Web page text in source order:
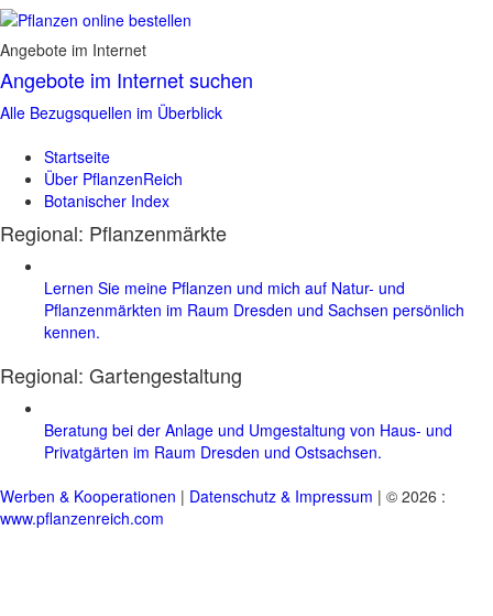
Angebote im Internet
Angebote im Internet suchen
Alle Bezugsquellen im Überblick
Startseite
Über PflanzenReich
Botanischer Index
Regional: Pflanzenmärkte
Lernen Sie meine Pflanzen und mich auf Natur- und
Pflanzenmärkten im Raum Dresden und Sachsen persönlich
kennen.
Regional: Gartengestaltung
Beratung bei der Anlage und Umgestaltung von Haus- und
Privatgärten im Raum Dresden und Ostsachsen.
Werben & Kooperationen | Datenschutz & Impressum | © 2026 :
www.pflanzenreich.com